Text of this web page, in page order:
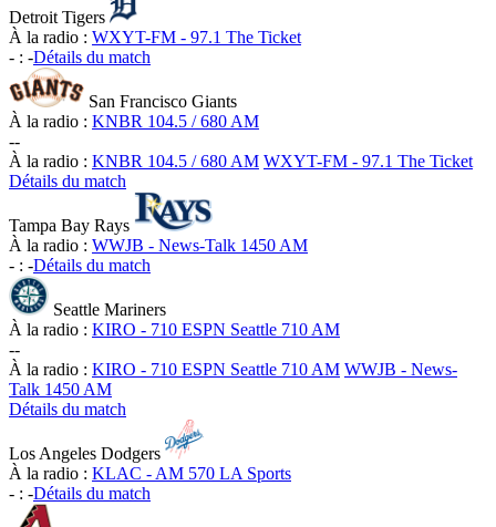
Detroit Tigers
À la radio : WXYT-FM - 97.1 The Ticket
- : -Détails du match
San Francisco Giants
À la radio : KNBR 104.5 / 680 AM
--
À la radio : KNBR 104.5 / 680 AM WXYT-FM - 97.1 The Ticket
Détails du match
Tampa Bay Rays
À la radio : WWJB - News-Talk 1450 AM
- : -Détails du match
Seattle Mariners
À la radio : KIRO - 710 ESPN Seattle 710 AM
--
À la radio : KIRO - 710 ESPN Seattle 710 AM WWJB - News-
Talk 1450 AM
Détails du match
Los Angeles Dodgers
À la radio : KLAC - AM 570 LA Sports
- : -Détails du match